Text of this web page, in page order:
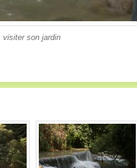
visiter son jardin